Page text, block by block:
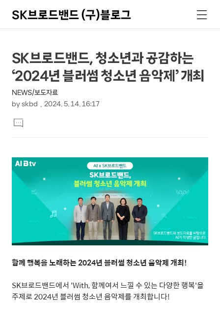
SK브로드밴드 (구)블로그
색
메
뉴
상
세
컨
텐
츠
본
문
제
목
SK브로드밴드, 청소년과 공감하는
‘2024년 블러썸 청소년 음악제’ 개최
NEWS/보도자료
by skbd 2024. 5. 14. 16:17
문
댓
글
함께 행복을 노래하는2024년 블러썸 청소년 음악제 개최!
SK브로드밴드에서 'With,함께여서 느낄 수 있는 다양한 행복'을
주제로2024년 블러썸 청소년 음악제를 개최합니다!